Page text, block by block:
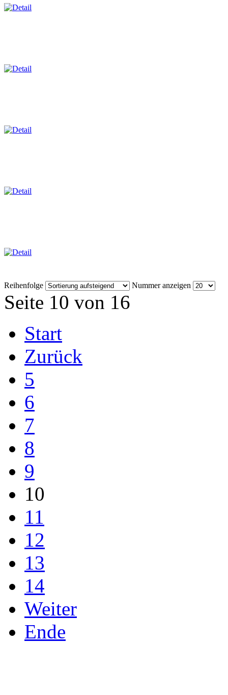
Reihenfolge Nummer anzeigen
Seite 10 von 16
Start
Zurück
5
6
7
8
9
10
11
12
13
14
Weiter
Ende